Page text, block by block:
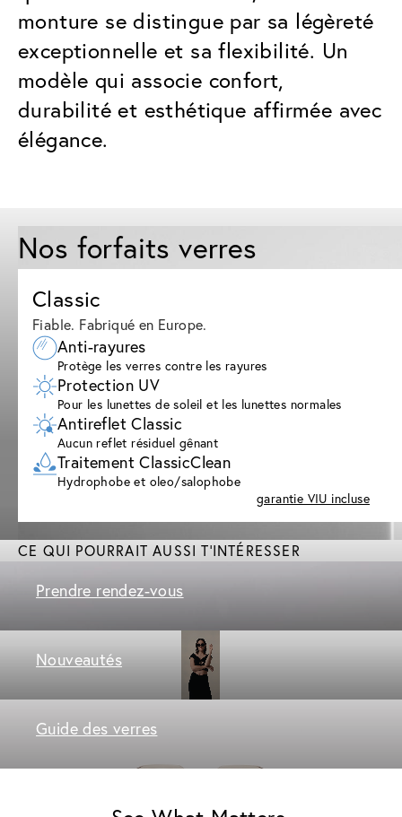
monture se distingue par sa légèreté
exceptionnelle et sa flexibilité. Un
modèle qui associe confort,
durabilité et esthétique affirmée avec
élégance.
Nos forfaits verres
Classic
Fiable. Fabriqué en Europe.
Anti-rayures
Protège les verres contre les rayures
Protection UV
Pour les lunettes de soleil et les lunettes normales
Antireflet Classic
Aucun reflet résiduel gênant
Traitement ClassicClean
Hydrophobe et oleo/salophobe
garantie VIU incluse
CE QUI POURRAIT AUSSI T'INTÉRESSER
Prendre rendez-vous
Nouveautés
Guide des verres